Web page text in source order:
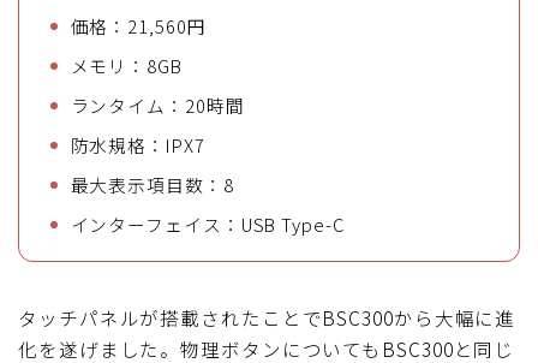
価格：21,560円
メモリ：8GB
ランタイム：20時間
防水規格：IPX7
最大表示項目数：8
インターフェイス：USB Type-C
タッチパネルが搭載されたことでBSC300から大幅に進
化を遂げました。物理ボタンについてもBSC300と同じ